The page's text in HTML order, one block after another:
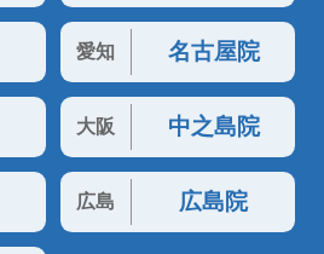
愛知 名古屋院
大阪 中之島院
広島 広島院